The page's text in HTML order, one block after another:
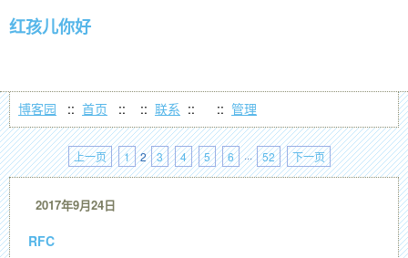
红孩儿你好
博客园 :: 首页 :: :: 联系 :: :: 管理
上一页 1 2 3 4 5 6 ··· 52 下一页
2017年9月24日
RFC